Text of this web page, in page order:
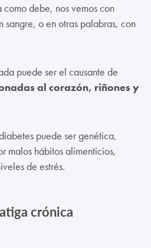
debe, nos vemos con
sangre, o en otras palabras, con
puede ser el causante de
al corazón, riñones y
puede ser genética,
malos hábitos alimenticios,
de estrés.
crónica